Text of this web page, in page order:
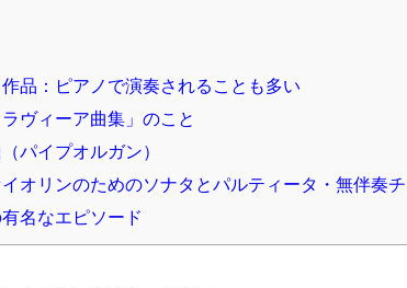
品：ピアノで演奏されることも多い
ヴィーア曲集」のこと
パイプオルガン）
オリンのためのソナタとパルティータ・無伴奏
名なエピソード